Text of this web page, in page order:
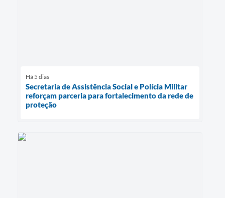
Há 5 dias
Secretaria de Assistência Social e Polícia Militar
reforçam parceria para fortalecimento da rede de
proteção